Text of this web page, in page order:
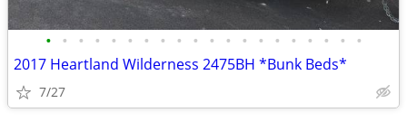
• • • • • • • • • • • • • • • • • • • •
2017 Heartland Wilderness 2475BH *Bunk Beds*
7/27